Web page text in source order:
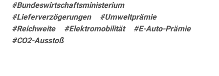
#Bundeswirtschaftsministerium
#Lieferverzögerungen
#Umweltprämie
#Reichweite
#Elektromobilität
#E-Auto-Prämie
#CO2-Ausstoß